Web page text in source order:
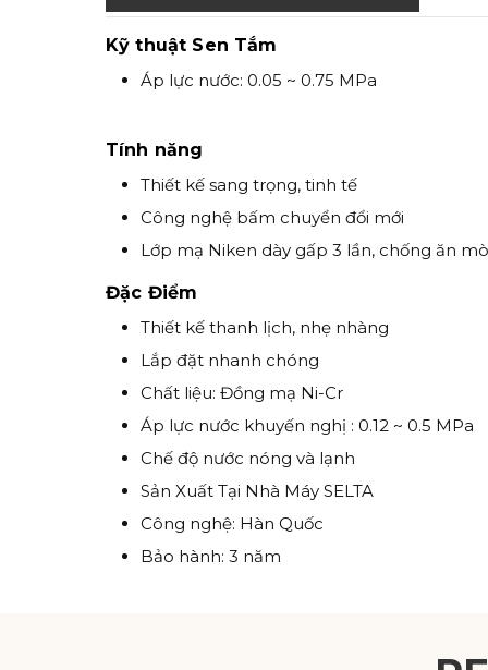
Kỹ thuật Sen Tắm
Áp lực nước: 0.05 ~ 0.75 MPa
Tính năng
Thiết kế sang trọng, tinh tế
Công nghệ bấm chuyển đổi mới
Lớp mạ Niken dày gấp 3 lần, chống ăn
Đặc Điểm
Thiết kế thanh lịch, nhẹ nhàng
Lắp đặt nhanh chóng
Chất liệu: Đồng mạ Ni-Cr
Áp lực nước khuyến nghị : 0.12 ~ 0.5 MPa
Chế độ nước nóng và lạnh
Sản Xuất Tại Nhà Máy SELTA
Công nghệ: Hàn Quốc
Bảo hành: 3 năm